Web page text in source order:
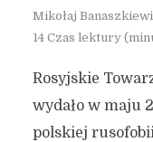
Mikołaj
14 Czas lektury
Rosyjskie
wydało w maju
polskiej